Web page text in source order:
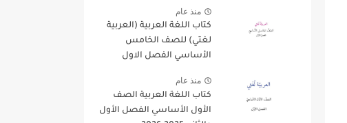
منذ عام
كتاب اللغة العربية (العربية
لغتي) للصف الخامس
الأساسي الفصل الاول
منذ عام
كتاب اللغة العربية الصف
الأول الأساسي الفصل الأول